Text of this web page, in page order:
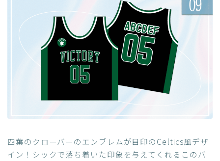
四葉のクローバーのエンブレムが目印のCeltics風デザ
イン！シックで落ち着いた印象を与えてくれるこのバ